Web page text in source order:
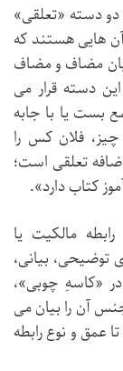
دو دسته «تعلقی»
هایی هستند که
مضاف و مضاف
دسته قرار می
بست یا با جابه
فلان کس را
تعلقی است؛
کتاب دارد».
مالکیت یا
توضیحی، بیانی،
«کاسهِ چوبی»،
آن را بیان می
عمق و نوع رابطه